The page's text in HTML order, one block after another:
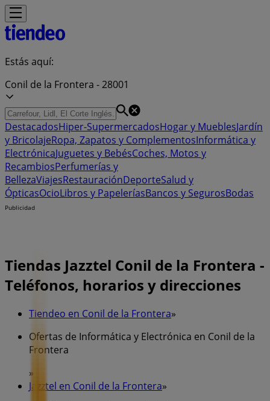
Estás aquí:
Conil de la Frontera - 28001
DestacadosHiper-SupermercadosHogar y MueblesJardín
y BricolajeRopa, Zapatos y ComplementosInformática y
ElectrónicaJuguetes y BebésCoches, Motos y
RecambiosPerfumerías y
BellezaViajesRestauraciónDeporteSalud y
ÓpticasOcioLibros y PapeleríasBancos y SegurosBodas
Publicidad
Tiendas Jazztel Conil de la Frontera -
Teléfonos, horarios y direcciones
Tiendeo en Conil de la Frontera»
Ofertas de Informática y Electrónica en Conil de la
Frontera
»
Jazztel en Conil de la Frontera»